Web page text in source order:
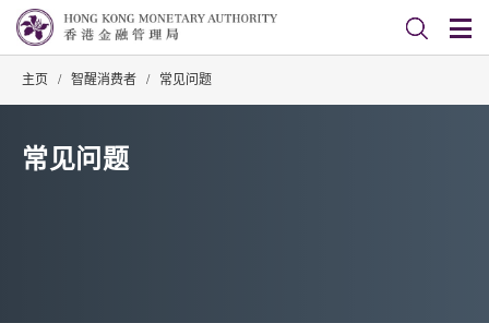
主页 / 智醒消费者 / 常见问题
常见问题